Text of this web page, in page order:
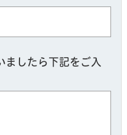
ましたら下記をご入